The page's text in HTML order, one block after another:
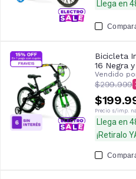
Llega en
Bicicleta
16 Negra
Vendido
$299.999
Precio s/imp.
Llega en
¡Retiralo